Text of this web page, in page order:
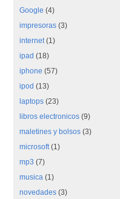
Google (4)
impresoras (3)
internet(1)
ipad (18)
iphone (57)
ipod (13)
laptops (23)
libros electronicos (9)
maletines y bolsos (3)
microsoft(1)
mp3 (7)
musica (1)
novedades (3)